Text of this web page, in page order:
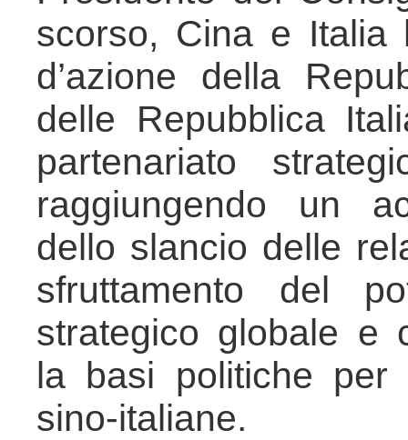
scorso, Cina e Italia
d’azione della
delle Repubblica
partenariato
raggiungendo un
dello slancio delle
sfruttamento del
strategico globale e
la basi politiche per
sino-italiane.